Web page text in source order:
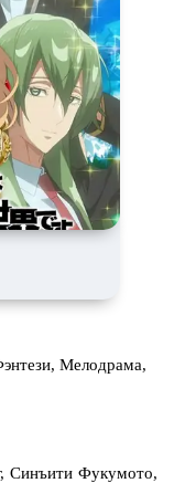
Мелодрама,
Синъити Фукумото,